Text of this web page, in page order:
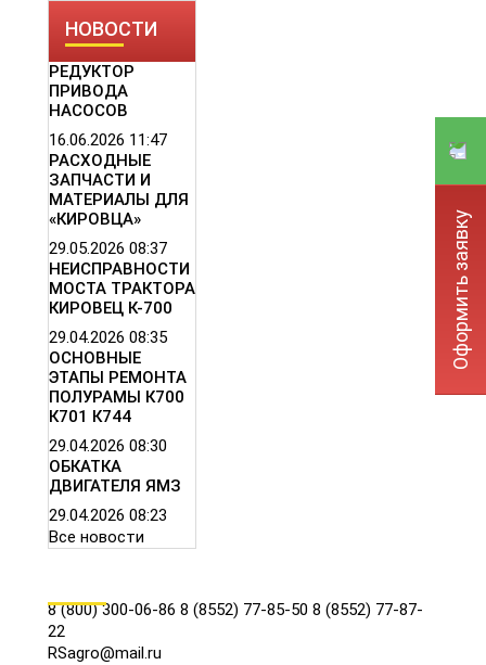
НОВОСТИ
РЕДУКТОР
ПРИВОДА
НАСОСОВ
16.06.2026 11:47
РАСХОДНЫЕ
ЗАПЧАСТИ И
МАТЕРИАЛЫ ДЛЯ
«КИРОВЦА»
29.05.2026 08:37
НЕИСПРАВНОСТИ
МОСТА ТРАКТОРА
КИРОВЕЦ К-700
29.04.2026 08:35
ОСНОВНЫЕ
ЭТАПЫ РЕМОНТА
ПОЛУРАМЫ К700
К701 К744
29.04.2026 08:30
ОБКАТКА
ДВИГАТЕЛЯ ЯМЗ
29.04.2026 08:23
Все новости
8 (800) 300-06-86 8 (8552) 77-85-50 8 (8552) 77-87-
22
RSagro@mail.ru
Оформить заявку